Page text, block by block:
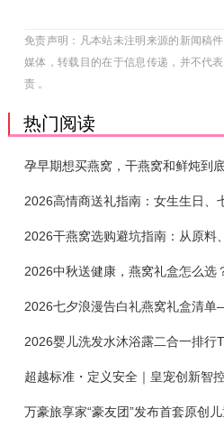
免责声明：凡本站未注明来源的新闻稿
媒体，转载目的在于信息传递，并不代
责 。
热门阅读
2026中秋送健康，燕窝礼盒怎么选
2026婴儿洗发水沐浴露二合一排行
超越标准・定义安全｜皇宠创新智
万豪旅享家“豪友团”发布首套原创